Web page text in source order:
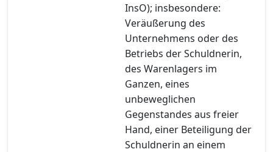
InsO); insbesondere:
Veräußerung des
Unternehmens oder des
Betriebs der Schuldnerin,
des Warenlagers im
Ganzen, eines
unbeweglichen
Gegenstandes aus freier
Hand, einer Beteiligung der
Schuldnerin an einem